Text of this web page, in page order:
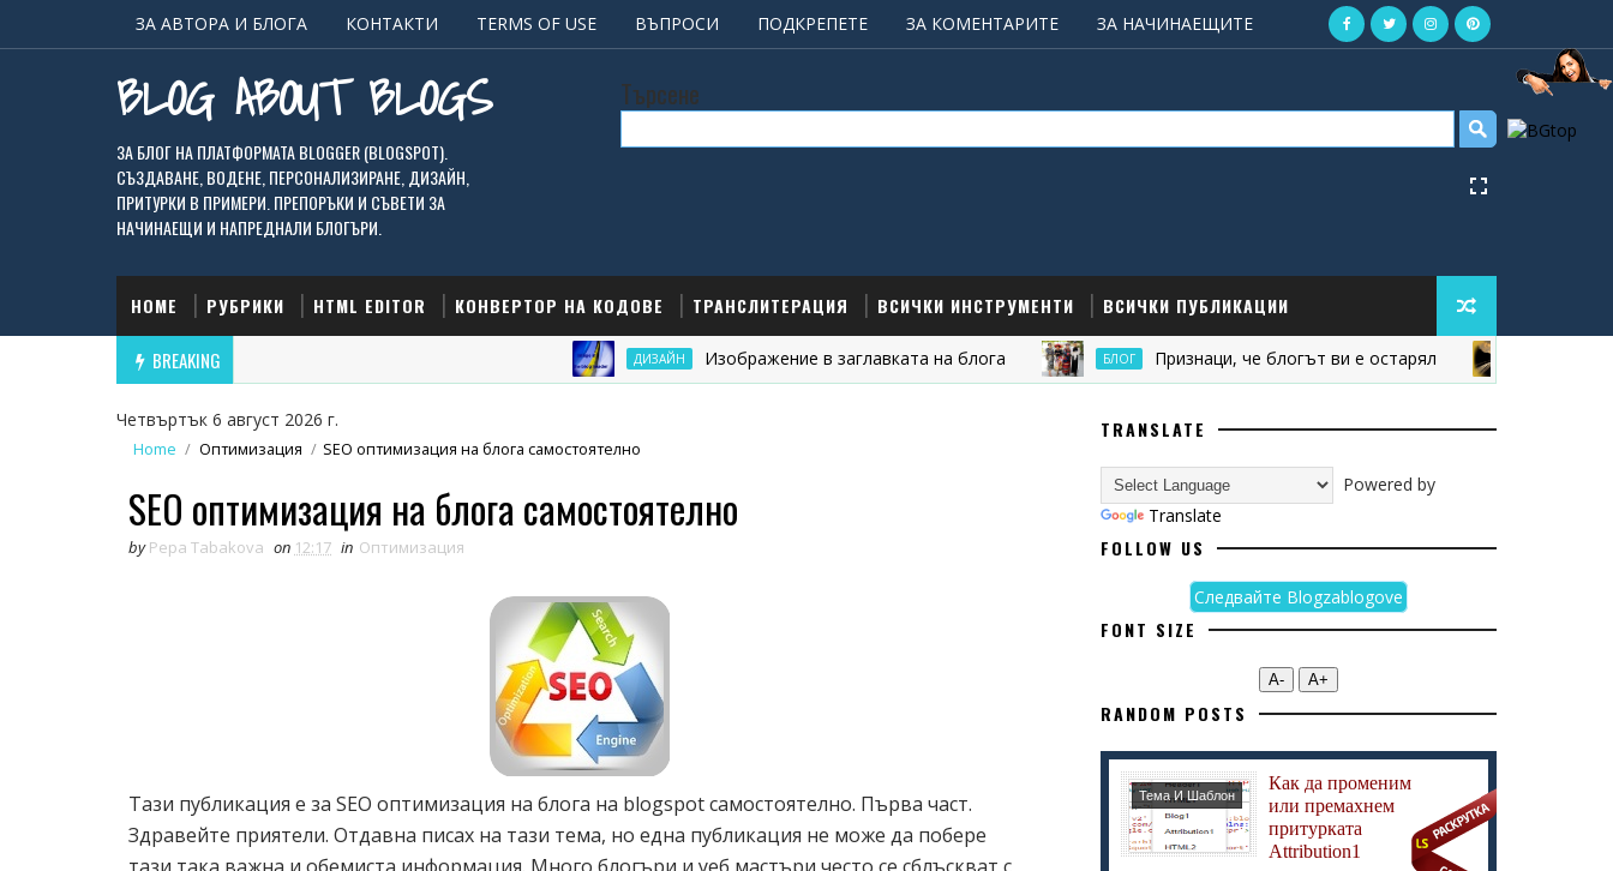
ЗА АВТОРА И БЛОГА КОНТАКТИ TERMS OF USE ВЪПРОСИ ПОДКРЕПЕТЕ ЗА КОМЕНТАРИТЕ ЗА НАЧИНАЕЩИТЕ
BLOG ABOUT BLOGS
ЗА БЛОГ НА ПЛАТФОРМАТА BLOGGER (BLOGSPOT).
СЪЗДАВАНЕ, ВОДЕНЕ, ПЕРСОНАЛИЗИРАНЕ, ДИЗАЙН,
ПРИТУРКИ В ПРИМЕРИ. ПРЕПОРЪКИ И СЪВЕТИ ЗА
НАЧИНАЕЩИ И НАПРЕДНАЛИ БЛОГЪРИ.
Търсене
HOME РУБРИКИ HTML EDITOR КОНВЕРТОР НА КОДОВЕ ТРАНСЛИТЕРАЦИЯ ВСИЧКИ ИНСТРУМЕНТИ ВСИЧКИ ПУБЛИКАЦИИ
BREAKING ДИЗАЙН Изображение в заглавката на блога БЛОГ Признаци, че блогът ви е остарял
Четвъртък 6 август 2026 г.
Home / Оптимизация / SEO оптимизация на блога самостоятелно
SEO оптимизация на блога самостоятелно
by Pepa Tabakova on 12:17 in Оптимизация
Тази публикация е за SEO оптимизация на блога на blogspot самостоятелно. Първа част.
Здравейте приятели. Отдавна писах на тази тема, но една публикация не може да побере
TRANSLATE
Powered by
Translate
FOLLOW US
Следвайте Blogzablogove
FONT SIZE
А- А+
RANDOM POSTS
Тема И Шаблон
Как да променим
или премахнем
притурката
Attribution1